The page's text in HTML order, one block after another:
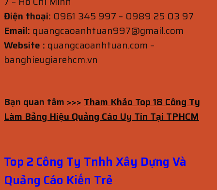
Điện thoại: 0961 345 997 – 0989 25 03 97
Email: quangcaoanhtuan997@gmail.com
Website : quangcaoanhtuan.com –
banghieugiarehcm.vn
Bạn quan tâm >>> Tham Khảo Top 18 Công Ty
Làm Bảng Hiệu Quảng Cáo Uy Tín Tại TPHCM
Top 2 Công Ty Tnhh Xây Dựng Và
Quảng Cáo Kiến Trẻ